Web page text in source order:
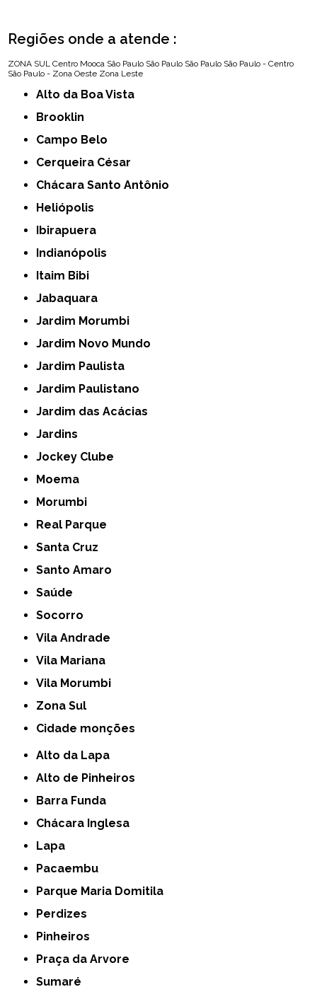
Regiões onde a atende :
ZONA SUL Centro Mooca São Paulo São Paulo São Paulo São Paulo - Centro
São Paulo - Zona Oeste Zona Leste
Alto da Boa Vista
Brooklin
Campo Belo
Cerqueira César
Chácara Santo Antônio
Heliópolis
Ibirapuera
Indianópolis
Itaim Bibi
Jabaquara
Jardim Morumbi
Jardim Novo Mundo
Jardim Paulista
Jardim Paulistano
Jardim das Acácias
Jardins
Jockey Clube
Moema
Morumbi
Real Parque
Santa Cruz
Santo Amaro
Saúde
Socorro
Vila Andrade
Vila Mariana
Vila Morumbi
Zona Sul
cidade monções
Alto da Lapa
Alto de Pinheiros
Barra Funda
Chácara Inglesa
Lapa
Pacaembu
Parque Maria Domitila
Perdizes
Pinheiros
Praça da Arvore
Sumaré